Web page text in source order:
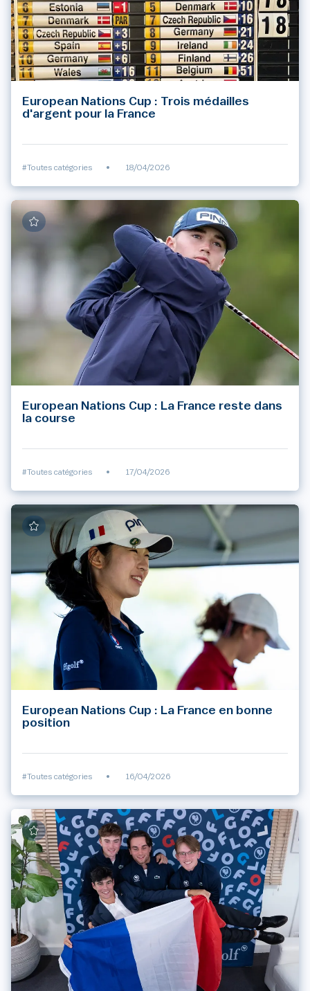
European Nations Cup : Trois médailles
d'argent pour la France
#Toutes catégories • 18/04/2026
European Nations Cup : La France reste dans
la course
#Toutes catégories • 17/04/2026
European Nations Cup : La France en bonne
position
#Toutes catégories • 16/04/2026